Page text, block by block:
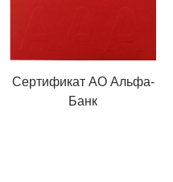
Сертификат АО Альфа-
Банк